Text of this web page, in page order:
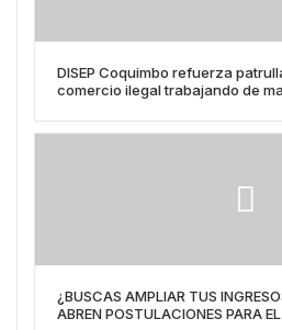
DISEP Coquimbo refuerza
comercio ilegal trabajando de
¿BUSCAS AMPLIAR TUS
ABREN POSTULACIONES PARA